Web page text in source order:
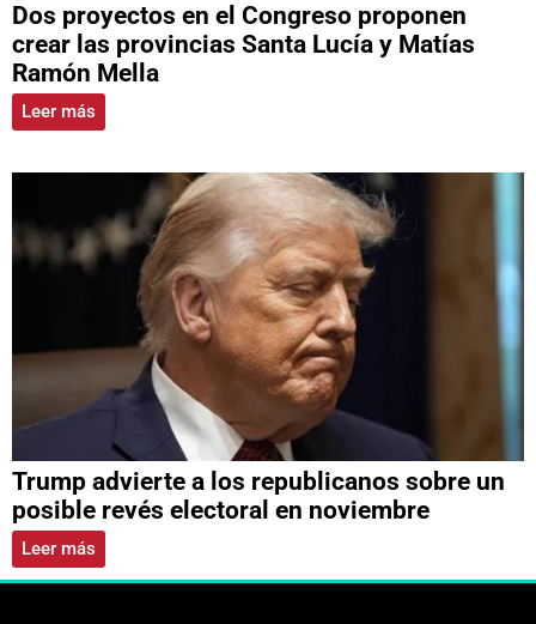
Dos proyectos en el Congreso proponen
crear las provincias Santa Lucía y Matías
Ramón Mella
Leer más
Trump advierte a los republicanos sobre un
posible revés electoral en noviembre
Leer más